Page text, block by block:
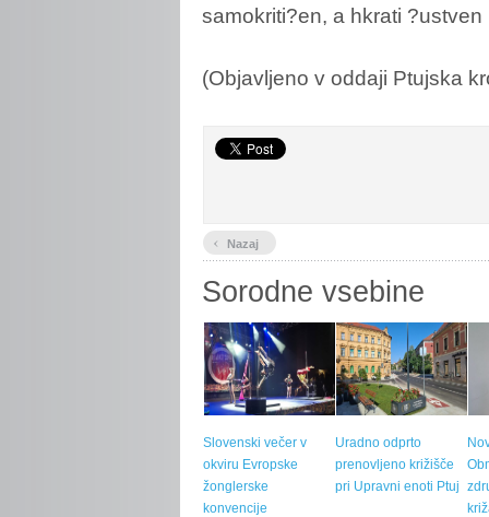
samokriti?en, a hkrati
(Objavljeno v oddaji Ptujska
‹ Nazaj
Sorodne vsebine
Slovenski večer v
okviru Evropske
žonglerske
konvencije
Uradno odprto
prenovljeno križišče
pri Upravni enoti Ptuj